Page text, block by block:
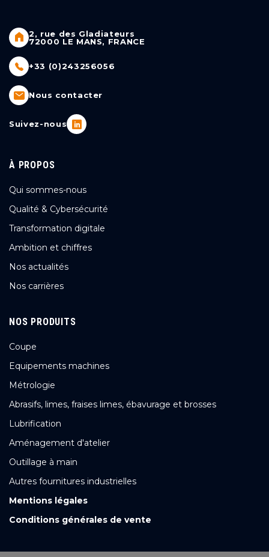
2, rue des Gladiateurs
72000 LE MANS, FRANCE
+33 (0)243256056
Nous contacter
Suivez-nous
À PROPOS
Qui sommes-nous
Qualité & Cybersécurité
Transformation digitale
Ambition et chiffres
Nos actualités
Nos carrières
NOS PRODUITS
Coupe
Equipements machines
Métrologie
Abrasifs, limes, fraises limes, ébavurage et brosses
Lubrification
Aménagement d'atelier
Outillage à main
Autres fournitures industrielles
Mentions légales
Conditions générales de vente